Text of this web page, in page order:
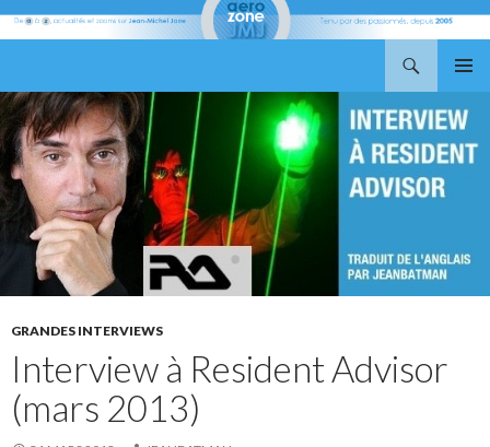
AU
CONTENU
GRANDES INTERVIEWS
Interview à Resident Advisor
(mars 2013)